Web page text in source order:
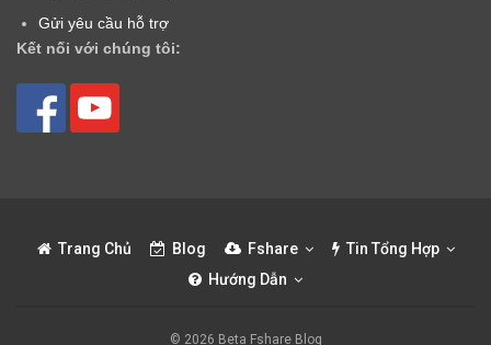
Gửi yêu cầu hỗ trợ
Kết nối với chúng tôi:
Trang Chủ Blog Fshare
Tin Tổng Hợp
Hướng Dẫn
© 2026 Beta Fshare Blog